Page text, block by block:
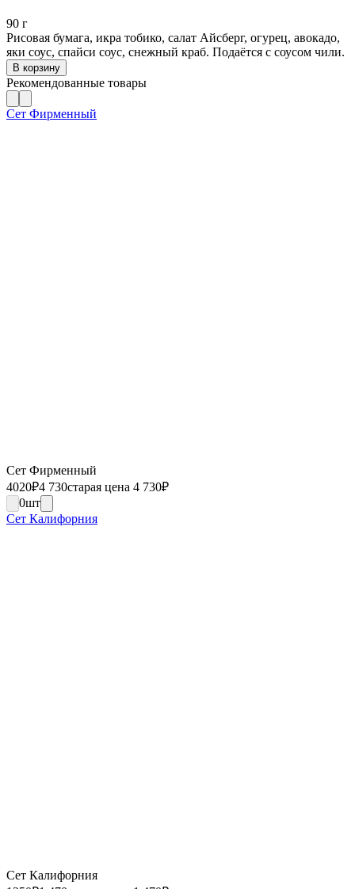
90 г
Рисовая бумага, икра тобико, салат Айсберг, огурец, авокадо,
яки соус, спайси соус, снежный краб. Подаётся с соусом чили.
В корзину
Рекомендованные товары
Сет Фирменный
Сет Фирменный
4020₽4 730старая цена 4 730₽
0шт
Сет Калифорния
Сет Калифорния